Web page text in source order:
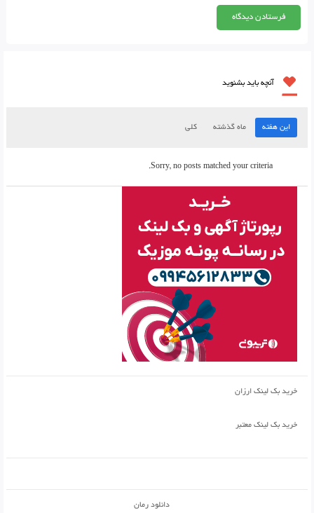
آنچه باید بشنوید
این هفته ماه گذشته کلی
Sorry, no posts matched your criteria.
خرید بک لینک ارزان
خرید بک لینک معتبر
دانلود رمان